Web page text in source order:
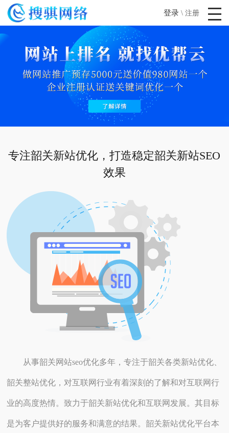
登录 \ 注册
专注韶关新站优化，打造稳定韶关新站SEO
效果
从事韶关网站seo优化多年，专注于韶关各类新站优化、
韶关整站优化，对互联网行业有着深刻的了解和对互联网行
业的高度热情。致力于韶关新站优化和互联网发展。其目标
是为客户提供好的服务和满意的结果。韶关新站优化平台本